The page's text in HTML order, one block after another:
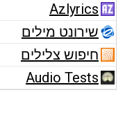
Azlyrics
שירונט מילים
חיפוש צלילים
Audio Tests